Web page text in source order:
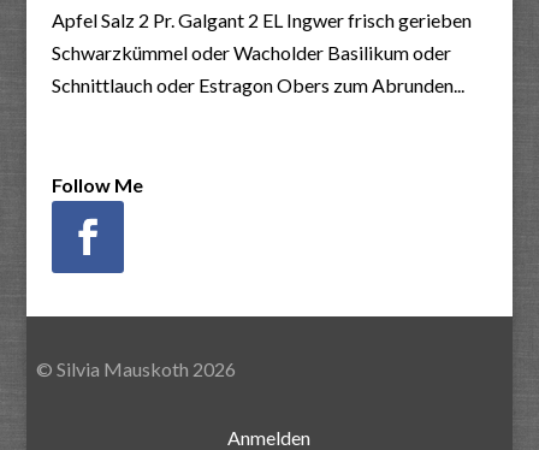
Apfel Salz 2 Pr. Galgant 2 EL Ingwer frisch gerieben
Schwarzkümmel oder Wacholder Basilikum oder
Schnittlauch oder Estragon Obers zum Abrunden...
Follow Me
© Silvia Mauskoth 2026
Anmelden